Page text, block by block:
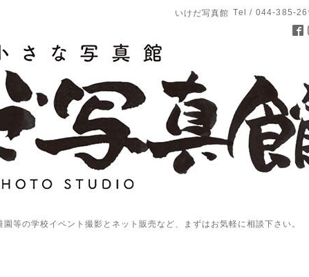
いけだ写真館 Tel / 044-385-
等の学校イベント撮影とネット販売など、まずはお気軽に相談下さい。